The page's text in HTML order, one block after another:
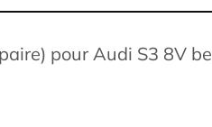
pour Audi S3 8V